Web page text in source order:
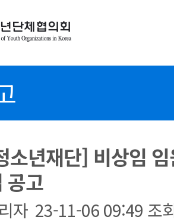
소년재단] 비상임
공고
자 23-11-06 09:49 조